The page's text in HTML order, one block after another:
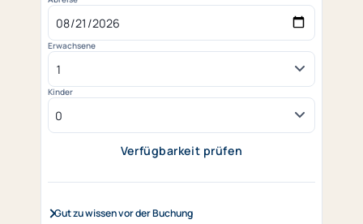
Erwachsene
Kinder
Verfügbarkeit prüfen(öffnet in neuem Tab)
Gut zu wissen vor der Buchung